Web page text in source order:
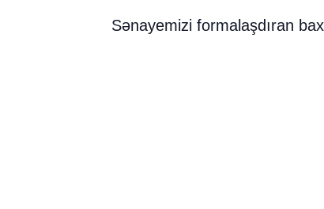
Sənayemizi formalaşdıran